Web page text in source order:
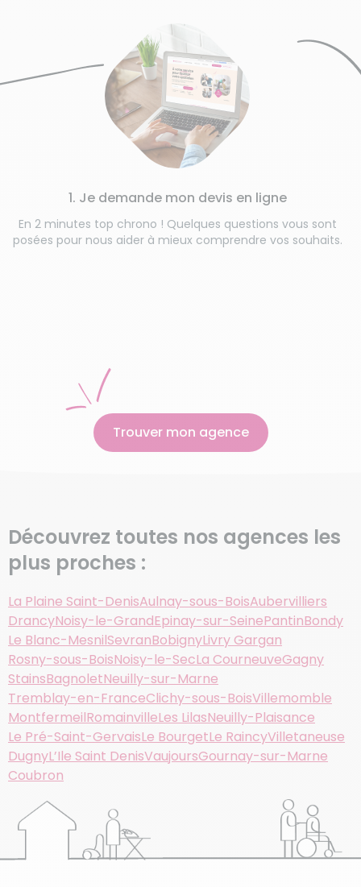
En 2 minutes top chrono ! Quelques questions vous sont
pour nous aider à mieux comprendre vos souhaits.
1. Je demande mon devis en ligne
Trouver mon agence
Découvrez toutes nos agences les
plus proches :
La Plaine Saint-DenisAulnay-sous-BoisAubervilliers
DrancyNoisy-le-GrandEpinay-sur-SeinePantinBondy
Le Blanc-MesnilSevranBobignyLivry Gargan
Rosny-sous-BoisNoisy-le-SecLa CourneuveGagny
StainsBagnoletNeuilly-sur-Marne
Tremblay-en-FranceClichy-sous-BoisVillemomble
MontfermeilRomainvilleLes LilasNeuilly-Plaisance
Le Pré-Saint-GervaisLe BourgetLe RaincyVilletaneuse
DugnyL’Ile Saint DenisVaujoursGournay-sur-Marne
Coubron